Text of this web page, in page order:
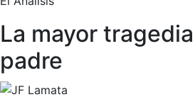
La mayor
padre